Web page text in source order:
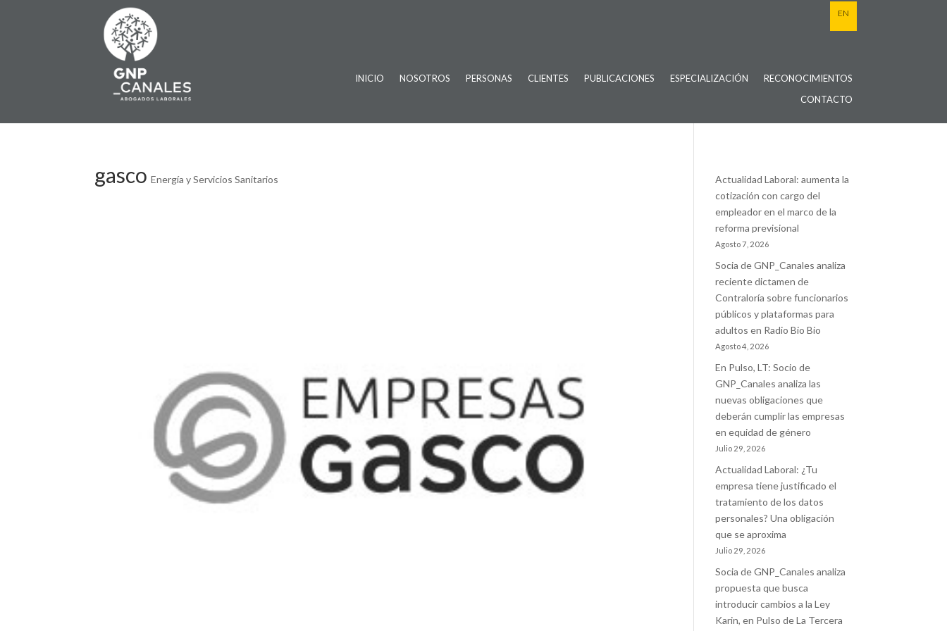
EN
INICIO NOSOTROS PERSONAS CLIENTES PUBLICACIONES ESPECIALIZACIÓN
RECONOCIMIENTOS
CONTACTO
gasco Energía y Servicios Sanitarios
Actualidad Laboral: aumenta la
cotización con cargo del
empleador en el marco de la
reforma previsional
Agosto 7, 2026
Socia de GNP_Canales analiza
reciente dictamen de
Contraloría sobre funcionarios
públicos y plataformas para
adultos en Radio Bio Bio
Agosto 4, 2026
En Pulso, LT: Socio de
GNP_Canales analiza las
nuevas obligaciones que
deberán cumplir las empresas
en equidad de género
Julio 29, 2026
Actualidad Laboral: ¿Tu
empresa tiene justificado el
tratamiento de los datos
personales? Una obligación
que se aproxima
Julio 29, 2026
Socia de GNP_Canales analiza
propuesta que busca
introducir cambios a la Ley
Karin, en Pulso de La Tercera